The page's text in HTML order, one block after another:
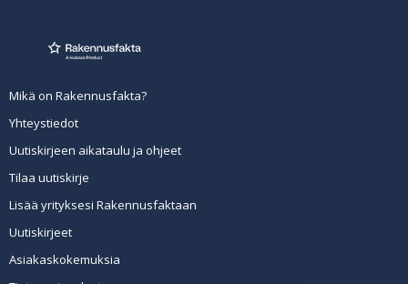
Mikä on Rakennusfakta?
Yhteystiedot
Uutiskirjeen aikataulu ja ohjeet
Tilaa uutiskirje
Lisää yrityksesi Rakennusfaktaan
Uutiskirjeet
Asiakaskokemuksia